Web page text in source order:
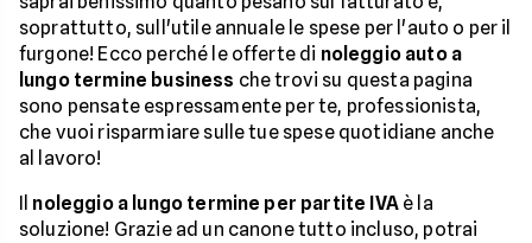
soprattutto, sull'utile annuale le spese per l'auto o per il
furgone! Ecco perché le offerte di noleggio auto a
lungo termine business che trovi su questa pagina
sono pensate espressamente per te, professionista,
che vuoi risparmiare sulle tue spese quotidiane anche
al lavoro!
Il noleggio a lungo termine per partite IVAè la
soluzione! Grazie ad un canone tutto incluso, potrai